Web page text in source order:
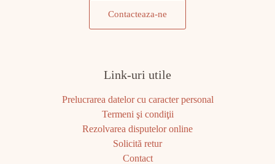
Contacteaza-ne
Link-uri utile
Prelucrarea datelor cu caracter personal
Termeni şi condiţii
Rezolvarea disputelor online
Solicită retur
Contact